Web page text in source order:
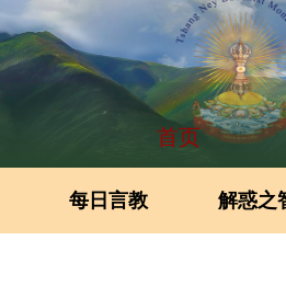
首页
每日言教 解惑之